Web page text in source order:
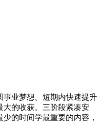
业梦想。短期内快速提升
大的收获。三阶段紧凑安
的时间学最重要的内容，